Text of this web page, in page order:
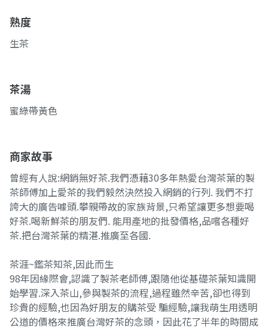
熟度
生茶
茶湯
蜜綠帶黃色
商家故事
曾經有人說:網銷無好茶.我們憑藉30多年熱愛台灣茶葉的製
茶師傅加上愛茶的我們毅然決然投入網銷的行列. 我們不打
誇大的廣告噱頭.攀親帶故的家族背景,只希望讓更多想要喝
好茶.喝新鮮茶的朋友們. 能用產地的批發價格,品嚐各種好
茶.把台灣茶葉的精湛.推廣至各國.
茶涯~鑑茶知茶,因此而生
98年因緣際會,認識了製茶老師傅,跟隨他從基礎茶葉知識開
始學習.深入茶山,參與製茶的流程,過程雖然辛苦,卻也得到
珍貴的經驗,也因為好朋友的購茶受 騙經驗,讓我萌生用透明
公道的價格來推廣台灣好茶的念頭，因此花了半年的時間成